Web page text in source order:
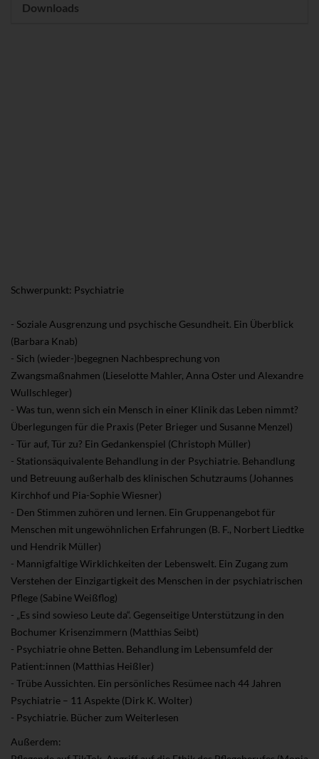
Downloads
Schwerpunkt: Psychiatrie
- Soziale Ausgrenzung und psychische Gesundheit. Ein Überblick
(Barbara Knab)
- Sich (wieder-)begegnen Nachbesprechung von
Zwangsmaßnahmen (Lieselotte Mahler, Anna Oster und Alexandre
Wullschleger)
- Was tun, wenn sich ein Mensch in einer Klinik das Leben nimmt?
Überlegungen für die Praxis (Peter Brieger und Susanne Menzel)
- Tür auf, Tür zu? Ein Gedankenspiel (Christoph Müller)
- Stationsäquivalente Behandlung in der Psychiatrie. Behandlung
und Betreuung außerhalb des klinischen Schutzraums (Johannes
Kirchhof und Pia-Sophie Wiesner)
- Den Stimmen zuhören und lernen. Ein Gruppenangebot für
Menschen mit ungewöhnlichen Erfahrungen (B. F., Norbert Liedtke
und Hendrik Müller)
- Mannigfaltige Wirklichkeiten der Lebenswelt. Ein Zugang zum
Verstehen der Einzigartigkeit des Menschen in der psychiatrischen
Pflege (Sabine Weißflog)
- „Es sind sowieso Leute da“. Gegenseitige Unterstützung in den
Bochumer Krisenzimmern (Matthias Seibt)
- Psychiatrie ohne Betten. Behandlung im Lebensumfeld der
Patient:innen (Matthias Heißler)
- Trübe Aussichten. Ein persönliches Resümee nach 44 Jahren
Psychiatrie – 11 Aspekte (Dirk K. Wolter)
- Psychiatrie. Bücher zum Weiterlesen
Außerdem: